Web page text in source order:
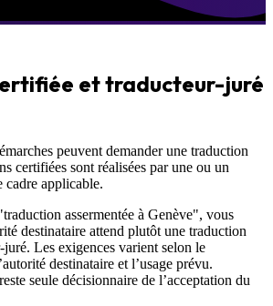
et traducteur-juré
peuvent demander une traduction
certifiées sont réalisées par une ou un
cadre applicable.
assermentée à Genève", vous
destinataire attend plutôt une traduction
Les exigences varient selon le
destinataire et l’usage prévu.
seule décisionnaire de l’acceptation du